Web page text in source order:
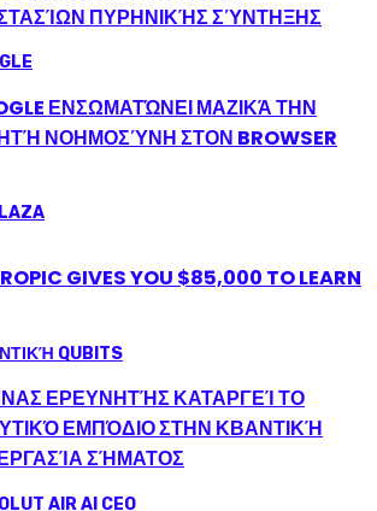
ΠΥΡΗΝΙΚΉΣ ΣΎΝΤΗΞΗΣ
ΕΝΣΩΜΑΤΏΝΕΙ ΜΑΖΙΚΆ ΤΗΝ
ΝΟΗΜΟΣΎΝΗ ΣΤΟΝ BROWSER
GIVES YOU $85,000 TO LEARN
ΕΡΕΥΝΗΤΉΣ ΚΑΤΑΡΓΕΊ ΤΟ
ΕΜΠΌΔΙΟ ΣΤΗΝ ΚΒΑΝΤΙΚΉ
ΣΉΜΑΤΟΣ